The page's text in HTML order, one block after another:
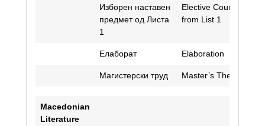
Изборен наставен
предмет од Листа
1
Elective Course
from List 1
Елаборат Elaboration
Магистерски труд Master’s Thesis
Macedonian
Literature